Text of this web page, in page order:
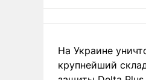
На Украине
крупнейший